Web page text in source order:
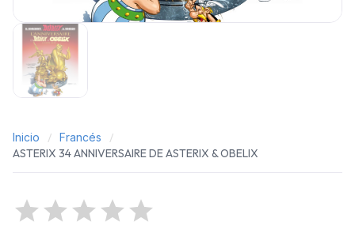
Inicio Francés
ASTERIX 34 ANNIVERSAIRE DE ASTERIX & OBELIX